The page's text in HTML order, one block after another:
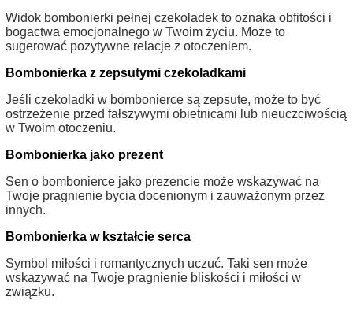
Widok bombonierki pełnej czekoladek to oznaka obfitości i
bogactwa emocjonalnego w Twoim życiu. Może to
sugerować pozytywne relacje z otoczeniem.
Bombonierka z zepsutymi czekoladkami
Jeśli czekoladki w bombonierce są zepsute, może to być
ostrzeżenie przed fałszywymi obietnicami lub nieuczciwością
w Twoim otoczeniu.
Bombonierka jako prezent
Sen o bombonierce jako prezencie może wskazywać na
Twoje pragnienie bycia docenionym i zauważonym przez
innych.
Bombonierka w kształcie serca
Symbol miłości i romantycznych uczuć. Taki sen może
wskazywać na Twoje pragnienie bliskości i miłości w
związku.